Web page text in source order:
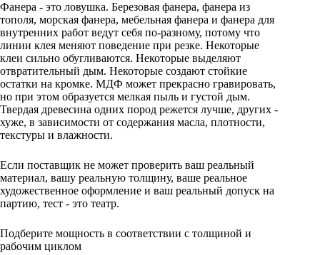
Фанера - это ловушка. Березовая фанера, фанера из
тополя, морская фанера, мебельная фанера и фанера для
внутренних работ ведут себя по-разному, потому что
линии клея меняют поведение при резке. Некоторые
клеи сильно обугливаются. Некоторые выделяют
отвратительный дым. Некоторые создают стойкие
остатки на кромке. МДФ может прекрасно гравировать,
но при этом образуется мелкая пыль и густой дым.
Твердая древесина одних пород режется лучше, других -
хуже, в зависимости от содержания масла, плотности,
текстуры и влажности.
Если поставщик не может проверить ваш реальный
материал, вашу реальную толщину, ваше реальное
художественное оформление и ваш реальный допуск на
партию, тест - это театр.
Подберите мощность в соответствии с толщиной и
рабочим циклом